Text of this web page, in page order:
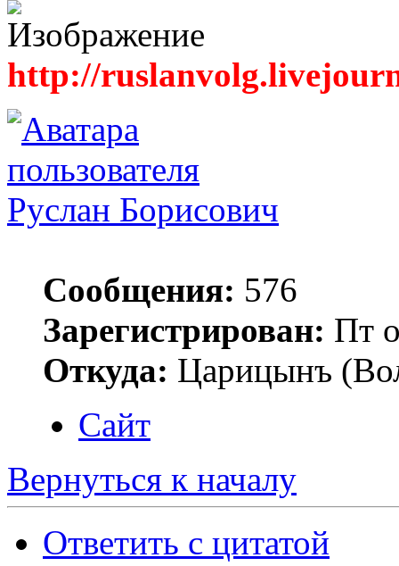
http://
Руслан Борисович
Сообщения: 576
Зарегистрирован: Пт
Откуда: Царицынъ
Сайт
Вернуться к началу
Ответить с цитатой